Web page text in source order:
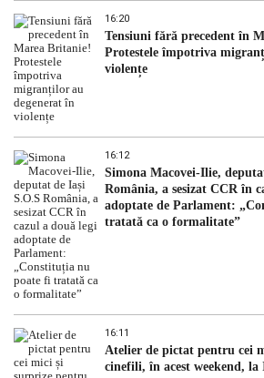
16:20
Tensiuni fără precedent în
Protestele împotriva
violențe
16:12
Simona Macovei-Ilie,
România, a sesizat CCR în
adoptate de Parlament:
tratată ca o formalitate”
16:11
Atelier de pictat pentru cei
cinefili, în acest weekend,